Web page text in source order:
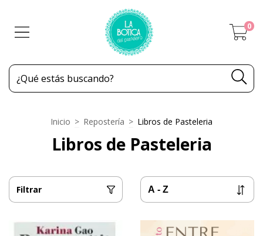
0
Inicio > Repostería > Libros de Pasteleria
Libros de Pasteleria
Filtrar